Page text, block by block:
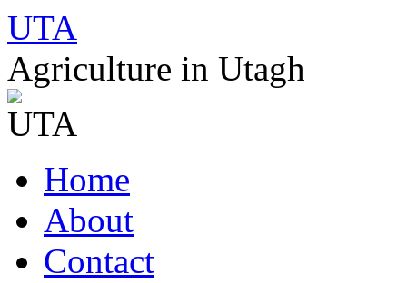
UTA
Agriculture in Utagh
to
contentHome
About
Contact